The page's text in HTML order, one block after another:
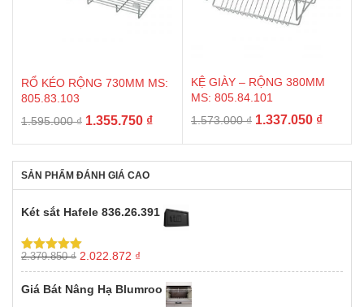
RỔ KÉO RỘNG 730MM MS:
805.83.103
1.595.000₫ Giá
1.595.000 ₫.
1.355.750 ₫Giá
1.355.750 ₫.
KỆ GIÀY – RỘNG 380MM
MS: 805.84.101
1.573.000₫ Giá
1.337.050 ₫Giá
SẢN PHẨM ĐÁNH GIÁ CAO
Két sắt Hafele 836.26.391
Được xếp
hạng5.005
sao
2.379.850₫ Giá
gốc
2.379.850 ₫.
2.022.872 ₫
hiện
Giá Bát Nâng Hạ Blumroo